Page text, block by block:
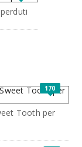
170
Tooth per